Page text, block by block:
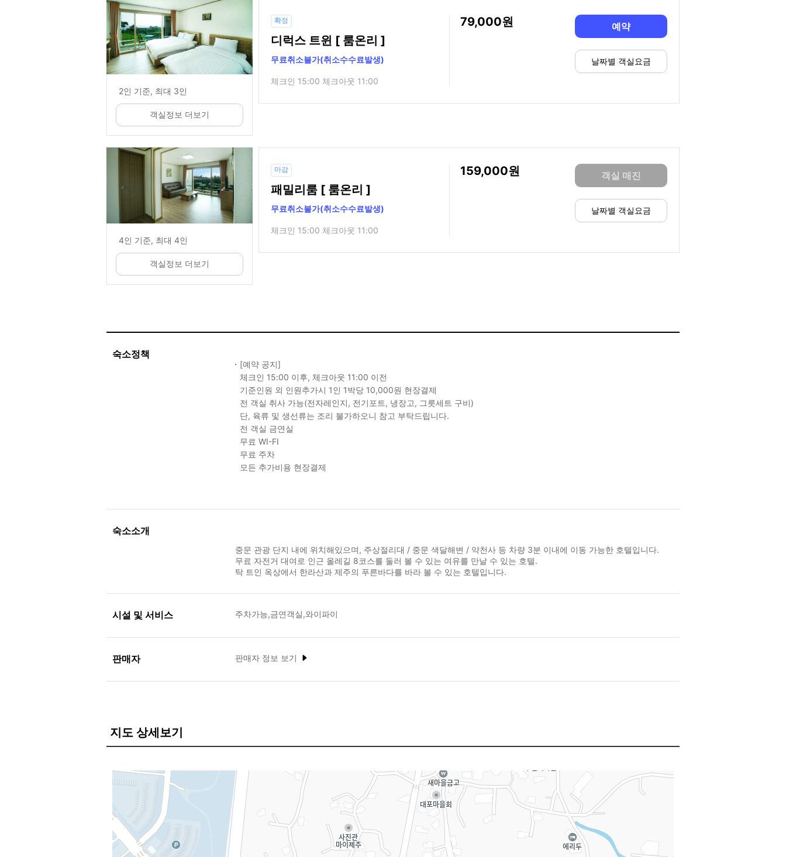
2인 기준, 최대 3인
객실정보 더보기
확정
디럭스 트윈 [ 룸온리 ]
무료취소불가(취소수수료발생)
체크인 15:00 체크아웃 11:00
79,000 예약
날짜별 객실요금
4인 기준, 최대 4인
객실정보 더보기
마감
패밀리룸 [ 룸온리 ]
무료취소불가(취소수수료발생)
체크인 15:00 체크아웃 11:00
159,000 객실 매진
날짜별 객실요금
숙소정책
[예약 공지]
체크인 15:00 이후, 체크아웃 11:00 이전
기준인원 외 인원추가시 1인 1박당 10,000원 현장결제
전 객실 취사 가능(전자레인지, 전기포트, 냉장고, 그릇세트 구비)
단, 육류 및 생선류는 조리 불가하오니 참고 부탁드립니다.
전 객실 금연실
무료 WI-FI
무료 주차
모든 추가비용 현장결제
숙소소개
중문 관광 단지 내에 위치해있으며, 주상절리대 / 중문 색달해변 / 약천사 등 차량 3분 이내에 이동 가능한 호텔입니다.
무료 자전거 대여로 인근 올레길 8코스를 둘러 볼 수 있는 여유를 만날 수 있는 호텔.
탁 트인 옥상에서 한라산과 제주의 푸른바다를 바라 볼 수 있는 호텔입니다.
시설 및 서비스 주차가능,금연객실,와이파이
판매자 판매자 정보 보기
지도 상세보기